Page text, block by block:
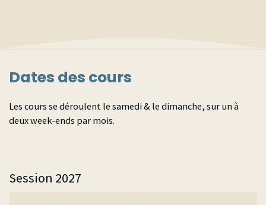
Dates des cours
Les cours se déroulent le samedi & le dimanche, sur un à
deux week-ends par mois.
Session 2027